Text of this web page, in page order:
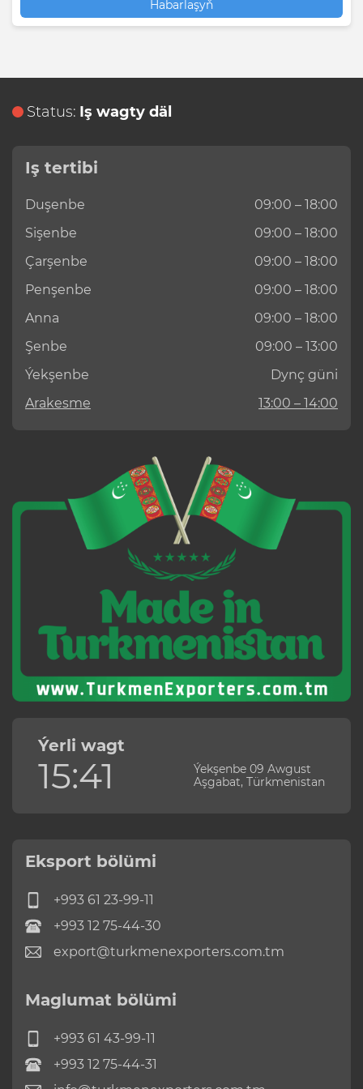
Habarlaşyň
Status: Iş wagty däl
Iş tertibi
Duşenbe
09:00 – 18:00
Sişenbe
09:00 – 18:00
Çarşenbe
09:00 – 18:00
Penşenbe
09:00 – 18:00
Anna
09:00 – 18:00
Şenbe
09:00 – 13:00
Ýekşenbe
Dynç güni
Arakesme
13:00 – 14:00
Ýerli wagt
15:41
Ýekşenbe 09 Awgust
Aşgabat, Türkmenistan
Eksport bölümi
+993 61 23-99-11
+993 12 75-44-30
export@turkmenexporters.com.tm
Maglumat bölümi
+993 61 43-99-11
+993 12 75-44-31